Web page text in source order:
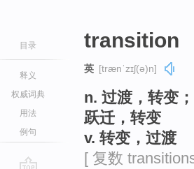
目录
释义
权威词典
用法
例句
transition
英 [trænˈzɪʃ(ə)n]
n. 过渡，转变
跃迁，转变
v. 转变，过渡
[ 复数